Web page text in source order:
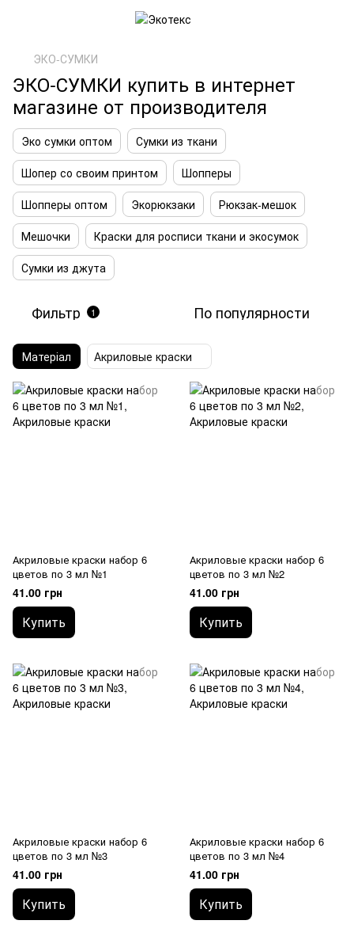
ЭКО-СУМКИ
ЭКО-СУМКИ купить в интернет
магазине от производителя
Эко сумки оптом
Сумки из ткани
Шопер со своим принтом
Шопперы
Шопперы оптом
Экорюкзаки
Рюкзак-мешок
Мешочки
Краски для росписи ткани и экосумок
Сумки из джута
Фильтр 1 По популярности
Матеріал Акриловые краски
Акриловые краски набор 6
цветов по 3 мл №1
41.00 грн
Купить
Акриловые краски набор 6
цветов по 3 мл №2
41.00 грн
Купить
Акриловые краски набор 6
цветов по 3 мл №3
41.00 грн
Купить
Акриловые краски набор 6
цветов по 3 мл №4
41.00 грн
Купить